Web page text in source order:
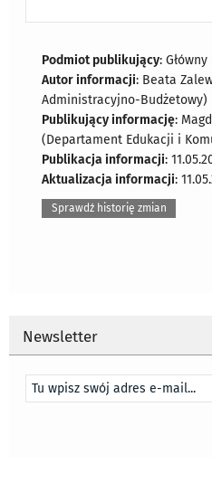
Podmiot publikujący:
Autor informacji: Beata
Administracyjno-Budżetowy)
Publikujący informację:
(Departament Edukacji i
Publikacja informacji:
Aktualizacja informacji:
Sprawdź historię zmian
Newsletter